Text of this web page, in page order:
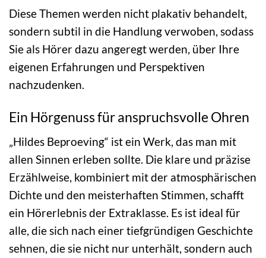
Diese Themen werden nicht plakativ behandelt,
sondern subtil in die Handlung verwoben, sodass
Sie als Hörer dazu angeregt werden, über Ihre
eigenen Erfahrungen und Perspektiven
nachzudenken.
Ein Hörgenuss für anspruchsvolle Ohren
„Hildes Beproeving“ ist ein Werk, das man mit
allen Sinnen erleben sollte. Die klare und präzise
Erzählweise, kombiniert mit der atmosphärischen
Dichte und den meisterhaften Stimmen, schafft
ein Hörerlebnis der Extraklasse. Es ist ideal für
alle, die sich nach einer tiefgründigen Geschichte
sehnen, die sie nicht nur unterhält, sondern auch